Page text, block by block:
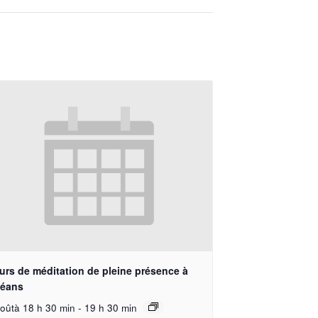
de méditation de pleine présence à
18 h 30 min - 19 h 30 min